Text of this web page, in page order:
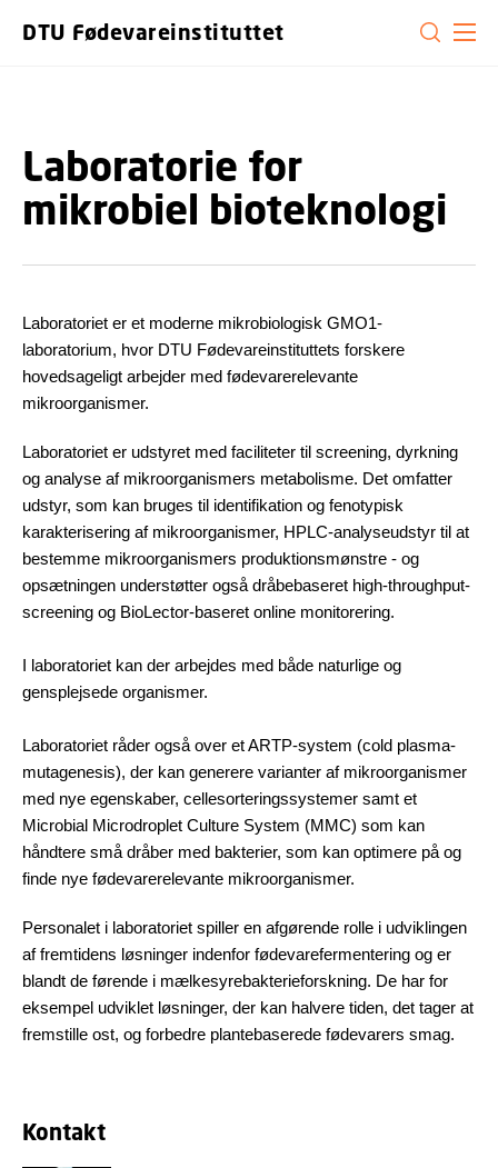
DTU Fødevareinstituttet
Laboratorie for
mikrobiel bioteknologi
Laboratoriet er et moderne mikrobiologisk GMO1-
laboratorium, hvor DTU Fødevareinstituttets forskere
hovedsageligt arbejder med fødevarerelevante
mikroorganismer.
Laboratoriet er udstyret med faciliteter til screening, dyrkning
og analyse af mikroorganismers metabolisme. Det omfatter
udstyr, som kan bruges til identifikation og fenotypisk
karakterisering af mikroorganismer, HPLC-analyseudstyr til at
bestemme mikroorganismers produktionsmønstre - og
opsætningen understøtter også dråbebaseret high-throughput-
screening og BioLector-baseret online monitorering.
I laboratoriet kan der arbejdes med både naturlige og
gensplejsede organismer.
Laboratoriet råder også over et ARTP-system (cold plasma-
mutagenesis), der kan generere varianter af mikroorganismer
med nye egenskaber, cellesorteringssystemer samt et
Microbial Microdroplet Culture System (MMC) som kan
håndtere små dråber med bakterier, som kan optimere på og
finde nye fødevarerelevante mikroorganismer.
Personalet i laboratoriet spiller en afgørende rolle i udviklingen
af fremtidens løsninger indenfor fødevarefermentering og er
blandt de førende i mælkesyrebakterieforskning. De har for
eksempel udviklet løsninger, der kan halvere tiden, det tager at
fremstille ost, og forbedre plantebaserede fødevarers smag.
Kontakt